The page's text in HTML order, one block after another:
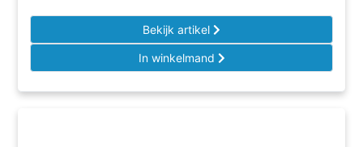
Bekijk artikel
In winkelmand